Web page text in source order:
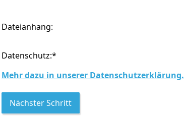
Dateianhang:
Datenschutz:*
Mehr dazu in unserer Datenschutzerklärung.